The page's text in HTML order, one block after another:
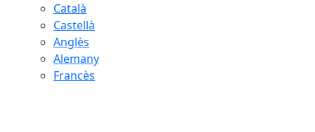
Català
Castellà
Anglès
Alemany
Francès